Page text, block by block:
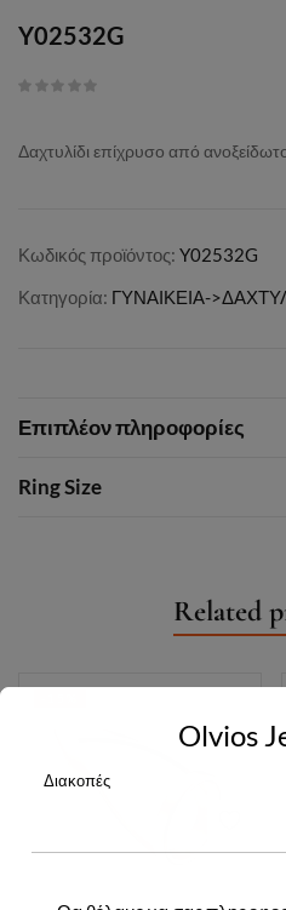
Y02532G
Δαχτυλίδι επίχρυσο από
Κωδικός προϊόντος: Y02532G
Κατηγορία: ΓΥΝΑΙΚΕΙΑ-
Επιπλέον πληροφορίες
Ring Size
Related
Olvios
Διακοπές